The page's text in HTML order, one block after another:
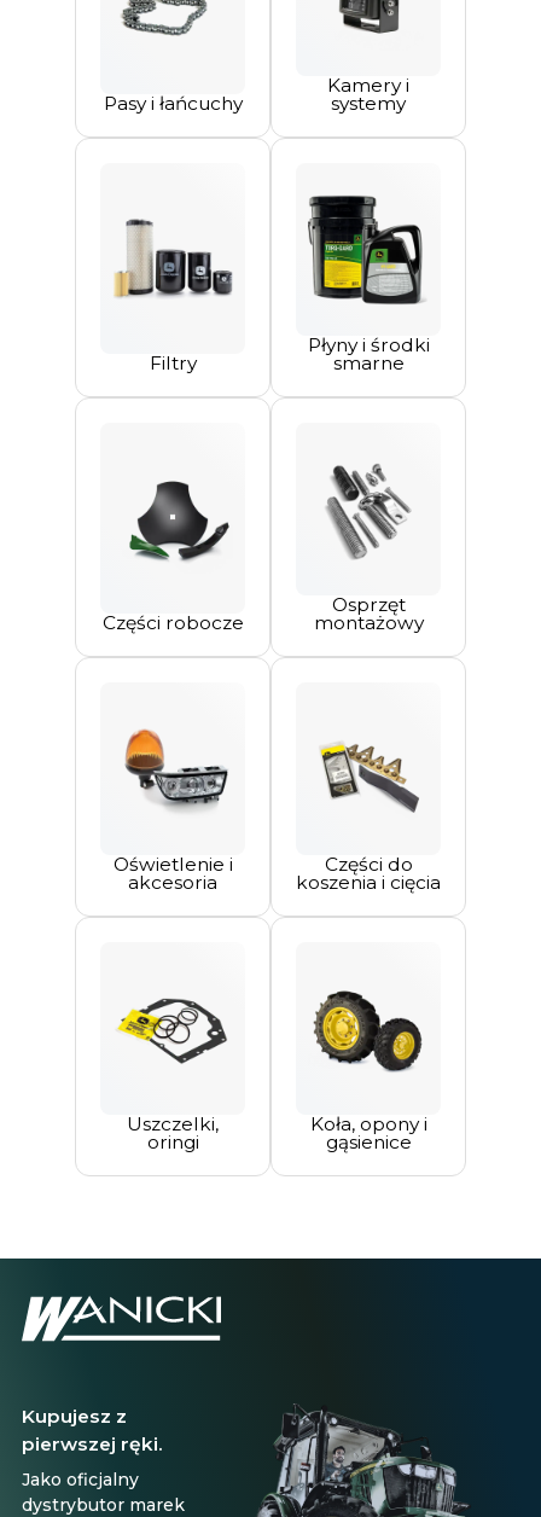
Pasy i łańcuchy
Kamery i
systemy
Filtry
Płyny i środki
smarne
Części robocze
Osprzęt
montażowy
Oświetlenie i
akcesoria
Części do
koszenia i cięcia
Uszczelki,
oringi
Koła, opony i
gąsienice
Kupujesz z
pierwszej ręki.
Jako oficjalny
dystrybutor marek